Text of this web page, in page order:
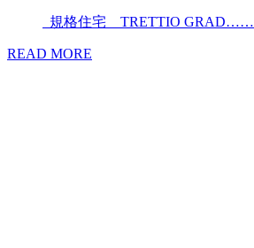
規格住宅 TRETTIO GRAD……
READ MORE